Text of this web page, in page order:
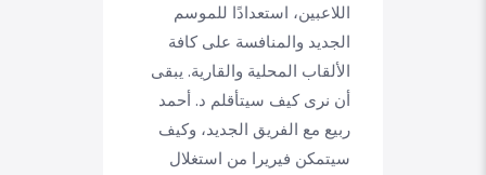
اللاعبين، استعدادًا للموسم
الجديد والمنافسة على كافة
الألقاب المحلية والقارية. يبقى
أن نرى كيف سيتأقلم د. أحمد
ربيع مع الفريق الجديد، وكيف
سيتمكن فيريرا من استغلال